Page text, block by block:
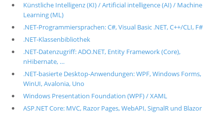
Künstliche Intelligenz (KI) / Artificial intelligence (AI) / Machine
Learning (ML)
.NET-Programmiersprachen: C#, Visual Basic .NET, C++/CLI, F#
.NET-Klassenbibliothek
.NET-Datenzugriff: ADO.NET, Entity Framework (Core),
nHibernate, …
.NET-basierte Desktop-Anwendungen: WPF, Windows Forms,
WinUI, Avalonia, Uno
Windows Presentation Foundation (WPF) / XAML
ASP.NET Core: MVC, Razor Pages, WebAPI, SignalR und Blazor